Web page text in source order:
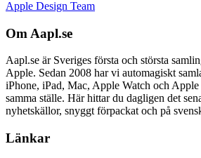
Apple Design Team
Om Aapl.se
Aapl.se är Sveriges första och största
Apple. Sedan 2008 har vi automagiskt
iPhone, iPad, Mac, Apple Watch och
samma ställe. Här hittar du dagligen det
nyhetskällor, snyggt förpackat och på
Länkar